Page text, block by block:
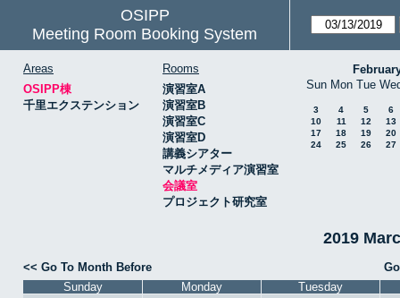
OSIPP
Meeting Room Booking System
Areas
OSIPP棟
千里エクステンション
Rooms
演習室A
演習室B
演習室C
演習室D
講義シアター
マルチメディア演習室
会議室
プロジェクト研究室
Sun Mon Tue
3 4 5
6
10
11 12
13
17
18 19
20
24
25 26 27
2019
<< Go To Month Before
Sunday
Monday Tuesday